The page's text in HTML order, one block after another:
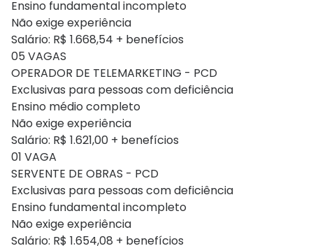
Ensino fundamental incompleto
Não exige experiência
Salário: R$ 1.668,54 + benefícios
05 VAGAS
OPERADOR DE TELEMARKETING - PCD
Exclusivas para pessoas com deficiência
Ensino médio completo
Não exige experiência
Salário: R$ 1.621,00 + benefícios
01 VAGA
SERVENTE DE OBRAS - PCD
Exclusivas para pessoas com deficiência
Ensino fundamental incompleto
Não exige experiência
Salário: R$ 1.654,08 + benefícios